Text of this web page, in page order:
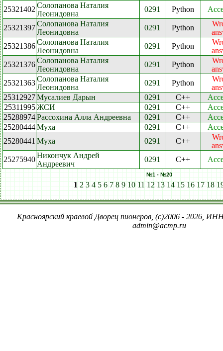
25321402 Солопанова Наталия
Леонидовна
0291 Python
25321397Солопанова Наталия
Леонидовна
0291 Python
25321386Солопанова Наталия
Леонидовна
0291 Python
25321376Солопанова Наталия
Леонидовна
0291 Python
25321363Солопанова Наталия
Леонидовна
0291 Python
25312927Мусалиев Дарын 0291 C++
25311995 ЖСИ 0291 C++
25288974Рассохина Алла Андреевна 0291 C++
25280444Муха 0291 C++
25280441 Муха 0291 C++
25275940Никончук Андрей
Андреевич
0291 C++
№1 - №20
1 2 3 4 5 6 7 8 9 10 11 12 13 14 15 16 17 18
Красноярский краевой Дворец пионеров, (c)2006 - 2026,
admin@acmp.ru